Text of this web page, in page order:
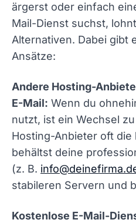
ärgerst oder einfach
Mail-Dienst suchst,
Alternativen. Dabei gibt
Ansätze:
Andere Hosting-
E-Mail: Wenn du
nutzt, ist ein Wechsel
Hosting-Anbieter oft die
behältst deine
(z. B.
stabileren Servern und
Kostenlose E-Mail-